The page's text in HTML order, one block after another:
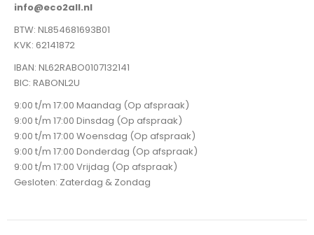
info@eco2all.nl
BTW: NL854681693B01
KVK: 62141872
IBAN: NL62RABO0107132141
BIC: RABONL2U
9:00 t/m 17:00 Maandag (Op afspraak)
9:00 t/m 17:00 Dinsdag (Op afspraak)
9:00 t/m 17:00 Woensdag (Op afspraak)
9:00 t/m 17:00 Donderdag (Op afspraak)
9:00 t/m 17:00 Vrijdag (Op afspraak)
Gesloten: Zaterdag & Zondag